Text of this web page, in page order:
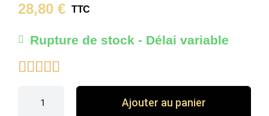
28,80 € TTC
Rupture de stock - Délai variable

Ajouter au panier